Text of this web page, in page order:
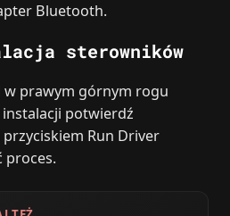
Bluetooth.
sterowników
w prawym górnym rogu
potwierdź
Run Driver
proces.